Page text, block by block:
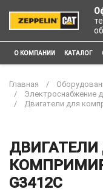
О КОМПАНИИ КАТАЛОГ
Главная
Электроснабжение
Двигатели для
ДВИГАТЕЛИ
G3412C